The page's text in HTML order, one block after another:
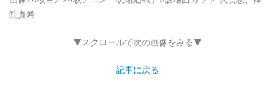
院真希
▼スクロールで次の画像をみる▼
記事に戻る